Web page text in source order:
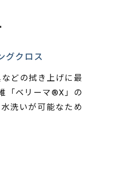
グクロス
どの拭き上げに最
「ベリーマ®X」の
洗いが可能なため